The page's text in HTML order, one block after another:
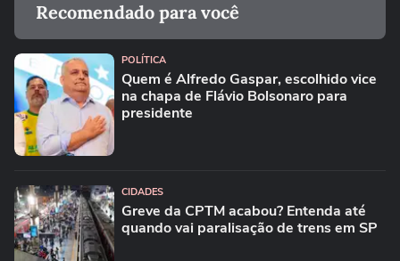
Recomendado para você
POLÍTICA
Quem é Alfredo Gaspar, escolhido vice
na chapa de Flávio Bolsonaro para
presidente
CIDADES
Greve da CPTM acabou? Entenda até
quando vai paralisação de trens em SP